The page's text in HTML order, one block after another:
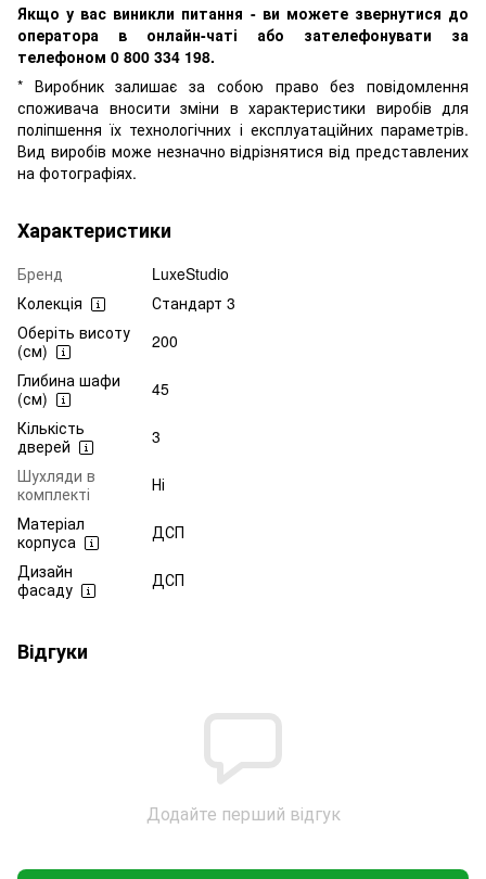
Якщо у вас виникли питання - ви можете звернутися до
оператора в онлайн-чаті або зателефонувати за
телефоном 0 800 334 198.
* Виробник залишає за собою право без повідомлення
споживача вносити зміни в характеристики виробів для
поліпшення їх технологічних і експлуатаційних параметрів.
Вид виробів може незначно відрізнятися від представлених
на фотографіях.
Характеристики
Бренд
LuxeStudio
Колекція
Стандарт 3
Оберіть висоту
(см)
200
Глибина шафи
(см)
45
Кількість
дверей
3
Шухляди в
комплекті
Ні
Матеріал
корпуса
ДСП
Дизайн
фасаду
ДСП
Відгуки
Додайте перший відгук